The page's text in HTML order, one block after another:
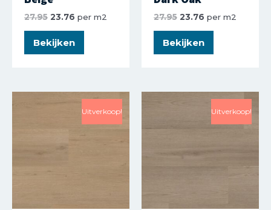
27.95 23.76 per m2
Bekijken
27.95 23.76 per m2
Bekijken
Uitverkoop! Uitverkoop!